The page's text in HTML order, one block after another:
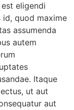
eligendi
quod maxime
assumenda
autem
Itaque
ut aut
aut